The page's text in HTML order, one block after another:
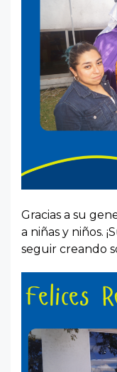
Gracias a su
a niñas y niños.
seguir creando